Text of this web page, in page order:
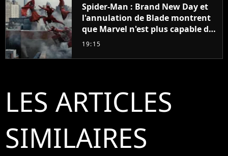
Spider-Man : Brand New Day et
l'annulation de Blade montrent
que Marvel n'est plus capable de
faire quoi que ce soit de simple
19:15
LES ARTICLES
SIMILAIRES